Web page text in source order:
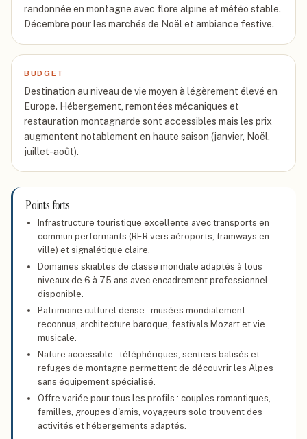
randonnée en montagne avec flore alpine et météo stable.
Décembre pour les marchés de Noël et ambiance festive.
BUDGET
Destination au niveau de vie moyen à légèrement élevé en
Europe. Hébergement, remontées mécaniques et
restauration montagnarde sont accessibles mais les prix
augmentent notablement en haute saison (janvier, Noël,
juillet-août).
Points forts
Infrastructure touristique excellente avec transports en
commun performants (RER vers aéroports, tramways en
ville) et signalétique claire.
Domaines skiables de classe mondiale adaptés à tous
niveaux de 6 à 75 ans avec encadrement professionnel
disponible.
Patrimoine culturel dense : musées mondialement
reconnus, architecture baroque, festivals Mozart et vie
musicale.
Nature accessible : téléphériques, sentiers balisés et
refuges de montagne permettent de découvrir les Alpes
sans équipement spécialisé.
Offre variée pour tous les profils : couples romantiques,
familles, groupes d'amis, voyageurs solo trouvent des
activités et hébergements adaptés.